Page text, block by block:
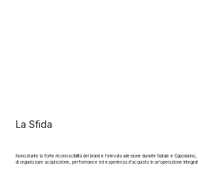
La Sfida
Nonostante la forte riconoscibilità del brand e l’elevata adesione durante Natale e
di organizzare acquisizione, performance ed esperienza d’acquisto in un’operazione